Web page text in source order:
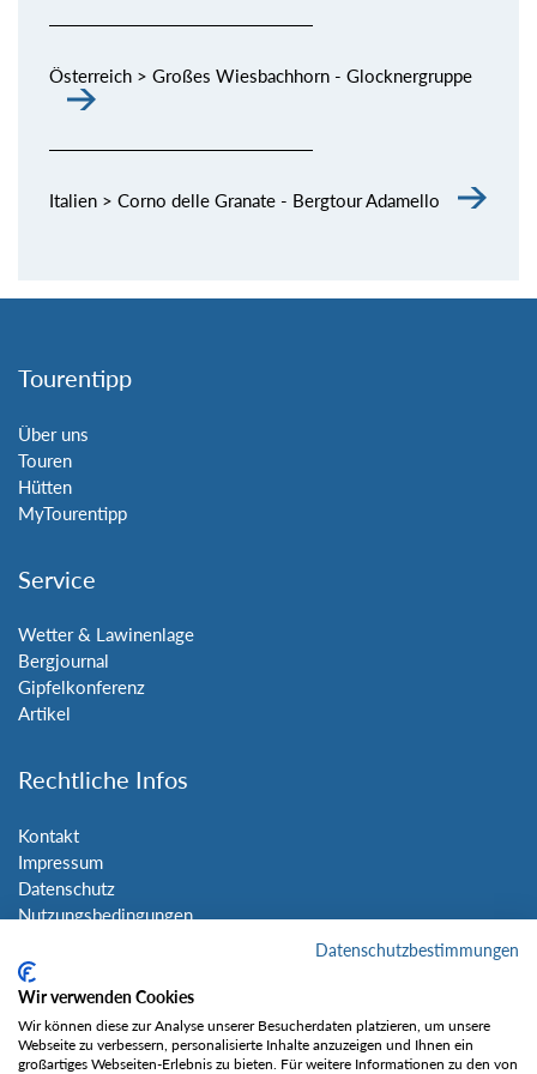
Österreich > Großes Wiesbachhorn - Glocknergruppe
Italien > Corno delle Granate - Bergtour Adamello
Tourentipp
Über uns
Touren
Hütten
MyTourentipp
Service
Wetter & Lawinenlage
Bergjournal
Gipfelkonferenz
Artikel
Rechtliche Infos
Kontakt
Impressum
Datenschutz
Nutzungsbedingungen
Social Media
Datenschutzbestimmungen
Wir verwenden Cookies
Wir können diese zur Analyse unserer Besucherdaten platzieren, um unsere
Webseite zu verbessern, personalisierte Inhalte anzuzeigen und Ihnen ein
großartiges Webseiten-Erlebnis zu bieten. Für weitere Informationen zu den von